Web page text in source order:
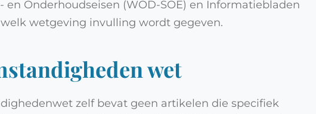
en Onderhoudseisen (WOD-SOE) en Informatiebladen
wetgeving invulling wordt gegeven.
wet
zelf bevat geen artikelen die specifiek